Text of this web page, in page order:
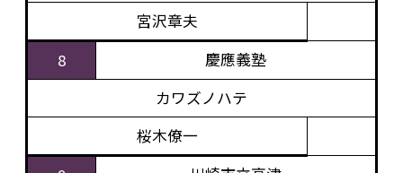
宮沢章夫
8
慶應義塾
カワズノハテ
桜木僚一